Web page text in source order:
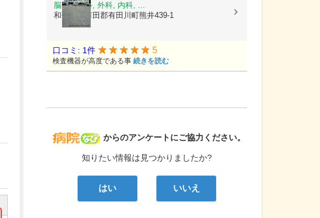
病院なび
からのアンケートにご協力ください。
知りたい情報は見つかりましたか?
はい いいえ
脳神経外科, 外科, 内科, ...
和歌山県有田郡有田川町熊井439-1
口コミ: 1件 5
検査機器が高度である事 続きを読む